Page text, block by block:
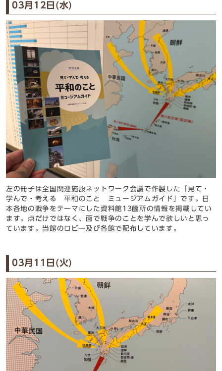
03月12日(水)
左の冊子は全国関連施設ネットワーク会議で作製した「見て・
学んで・考える 平和のこと ミュージアムガイド」です。日
本各地の戦争をテーマにした資料館13箇所の情報を掲載してい
ます。点だけではなく、面で戦争のことを学んで欲しいと思っ
ています。当館のロビー及び各館で配布しています。
03月11日(火)